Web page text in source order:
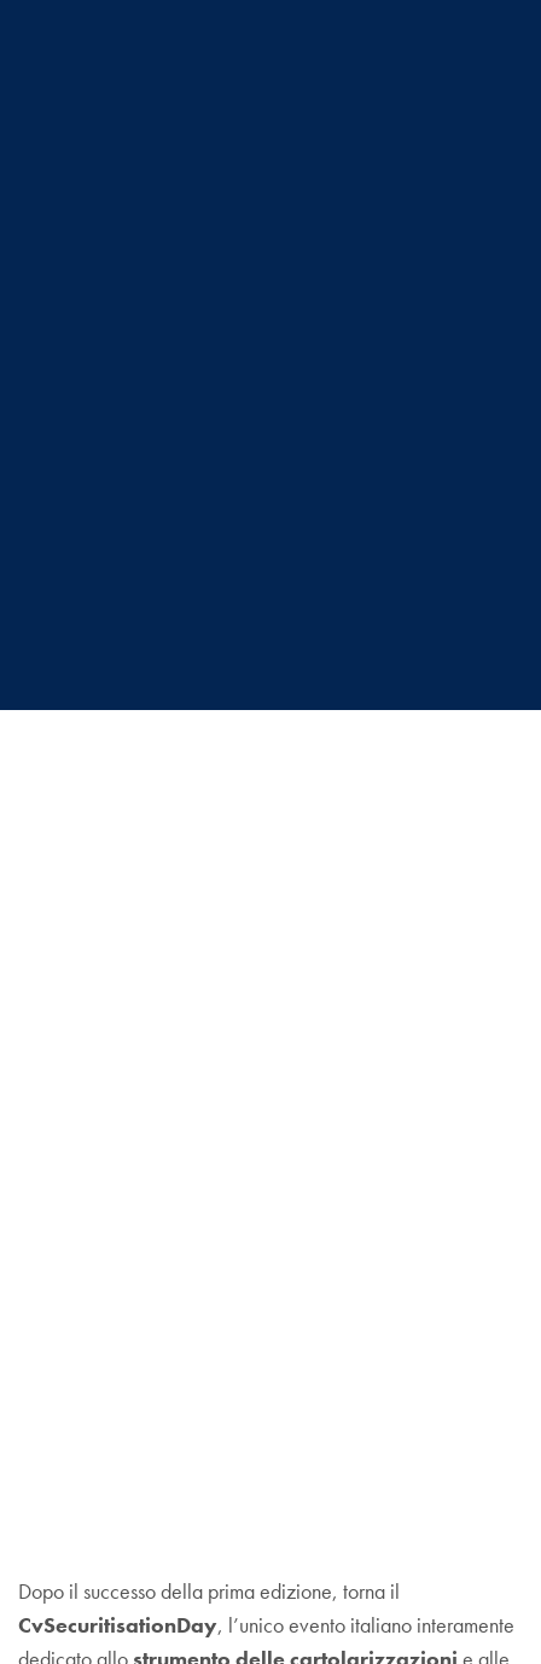
Dopo il successo della prima edizione, torna il
CvSecuritisationDay, l’unico evento italiano interamente